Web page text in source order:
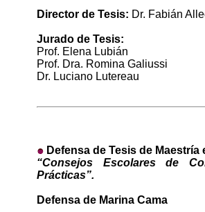
Director de Tesis: Dr. Fabián
Jurado de Tesis:
Prof. Elena Lubián
Prof. Dra. Romina Galiussi
Dr. Luciano Lutereau
Defensa de Tesis de
“Consejos Escolares de
Prácticas”.
Defensa de Marina Cama